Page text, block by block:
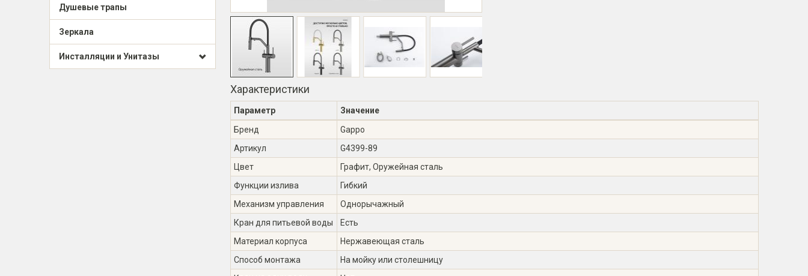
Душевые трапы
Зеркала
Инсталляции и Унитазы
Характеристики
Параметр
Значение
Бренд
Gappo
Артикул
G4399-89
Цвет
Графит, Оружейная сталь
Функции излива
Гибкий
Механизм управления
Однорычажный
Кран для питьевой воды
Есть
Материал корпуса
Нержавеющая сталь
Способ монтажа
На мойку или столешницу